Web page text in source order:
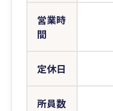
営業時
間
定休日
所員数